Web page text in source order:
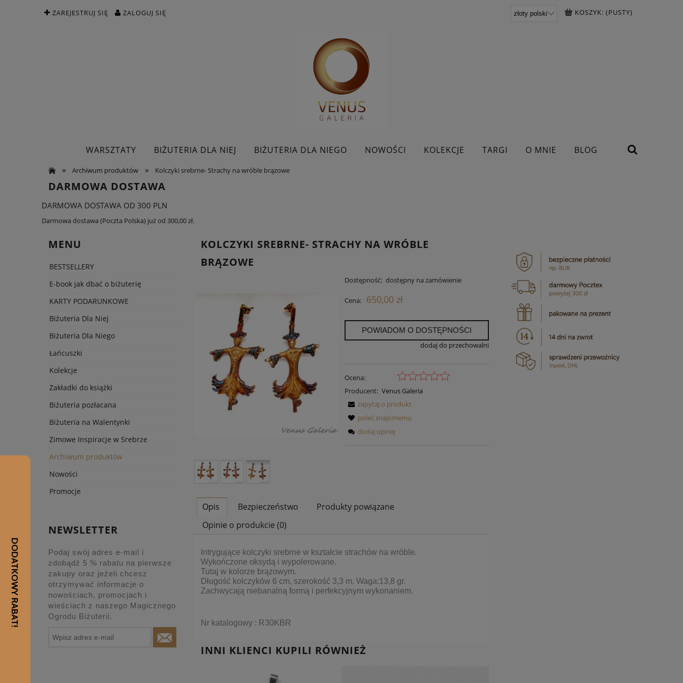
ZAREJESTRUJ SIĘ ZALOGUJ SIĘ KOSZYK: (PUSTY)
WARSZTATY BIŻUTERIA DLA NIEJ BIŻUTERIA DLA NIEGO NOWOŚCI KOLEKCJE TARGI O MNIE BLOG
BESTSELLERY
» Archiwum produktów » Kolczyki srebrne- Strachy na wróble brązowe
DARMOWA DOSTAWA
DARMOWA DOSTAWA OD 300 PLN
Darmowa dostawa (Poczta Polska) już od 300,00 zł.
MENU
BESTSELLERY
E-book jak dbać o biżuterię
KARTY PODARUNKOWE
Biżuteria Dla Niej
Biżuteria Dla Niego
Łańcuszki
Kolekcje
Zakładki do książki
Biżuteria pozłacana
Biżuteria na Walentynki
Zimowe Inspiracje w Srebrze
Archiwum produktów
Nowości
Promocje
NEWSLETTER
Podaj swój adres e-mail i
zdobądź 5 % rabatu na pierwsze
zakupy oraz jeżeli chcesz
otrzymywać informacje o
nowościach, promocjach i
wieściach z naszego Magicznego
Ogrodu Biżuterii.
KOLCZYKI SREBRNE- STRACHY NA WRÓBLE
BRĄZOWE
Dostępność: dostępny na zamówienie
Cena: 650,00 zł
POWIADOM O DOSTĘPNOŚCI
dodaj do przechowalni
Ocena:
Producent: Venus Galeria
zapytaj o produkt
poleć znajomemu
dodaj opinię
Opis Bezpieczeństwo
Produkty powiązane
Opinie o produkcie (0)
Intrygujące kolczyki srebrne w kształcie strachów na wróble.
Wykończone oksydą i wypolerowane.
Tutaj w kolorze brązowym.
Długość kolczyków 6 cm, szerokość 3,3 m. Waga:13,8 gr.
Zachwycają niebanalną formą i perfekcyjnym wykonaniem.
Nr katalogowy : R30KBR
INNI KLIENCI KUPILI RÓWNIEŻ